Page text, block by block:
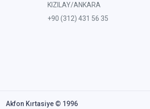
KIZILAY/ANKARA
+90 (312) 431 56 35
Akfon Kırtasiye © 1996